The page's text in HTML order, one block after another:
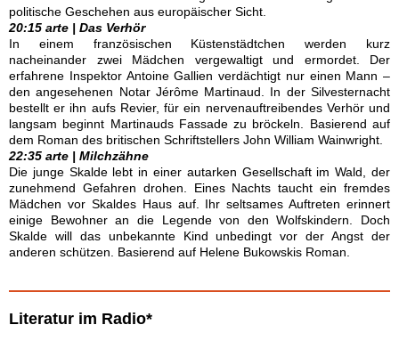
politische Geschehen aus europäischer Sicht.
20:15 arte | Das Verhör
In einem französischen Küstenstädtchen werden kurz
nacheinander zwei Mädchen vergewaltigt und ermordet. Der
erfahrene Inspektor Antoine Gallien verdächtigt nur einen Mann –
den angesehenen Notar Jérôme Martinaud. In der Silvesternacht
bestellt er ihn aufs Revier, für ein nervenauftreibendes Verhör und
langsam beginnt Martinauds Fassade zu bröckeln. Basierend auf
dem Roman des britischen Schriftstellers John William Wainwright.
22:35 arte | Milchzähne
Die junge Skalde lebt in einer autarken Gesellschaft im Wald, der
zunehmend Gefahren drohen. Eines Nachts taucht ein fremdes
Mädchen vor Skaldes Haus auf. Ihr seltsames Auftreten erinnert
einige Bewohner an die Legende von den Wolfskindern. Doch
Skalde will das unbekannte Kind unbedingt vor der Angst der
anderen schützen. Basierend auf Helene Bukowskis Roman.
Literatur im Radio*